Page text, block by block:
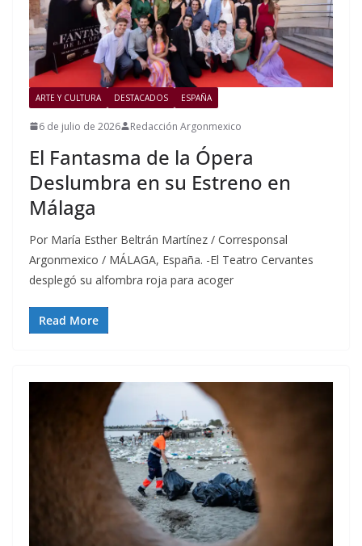
ARTE Y CULTURA DESTACADOS ESPAÑA
6 de julio de 2026 Redacción Argonmexico
El Fantasma de la Ópera
Deslumbra en su Estreno en
Málaga
Por María Esther Beltrán Martínez / Corresponsal
Argonmexico / MÁLAGA, España. -El Teatro Cervantes
desplegó su alfombra roja para acoger
Read More